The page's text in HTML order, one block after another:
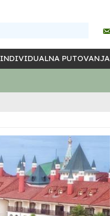
INDIVIDUALNA PUTOVANJA